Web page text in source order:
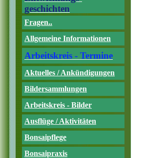
geschichten
Fragen..
Allgemeine Informationen
Arbeitskreis - Termine
Aktuelles / Ankündigungen
Bildersammlungen
Arbeitskreis - Bilder
Ausflüge / Aktivitäten
Bonsaipflege
Bonsaipraxis